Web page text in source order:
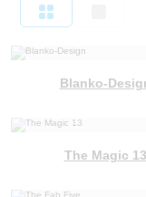
Blanko-
The Magic 13